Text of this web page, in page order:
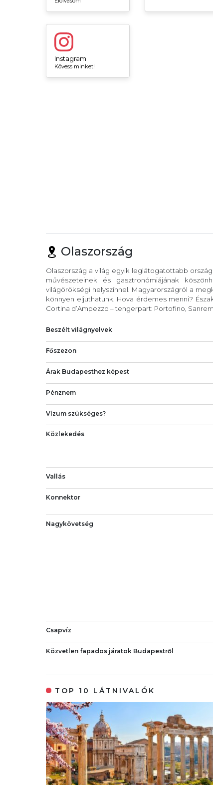
Instagram
Kövess minket!
Olaszország
Olaszország a világ egyik leglátogatottabb
művészeteinek és gasztronómiájának
világörökségi helyszínnel. Magyarországról a
könnyen eljuthatunk. Hova érdemes menni?
Cortina d’Ampezzo – tengerpart: Portofino,
Beszélt világnyelvek
Főszezon
Árak Budapesthez képest
Pénznem
Vízum szükséges?
Közlekedés
Vallás
Konnektor
Nagykövetség
Csapvíz
Közvetlen fapados járatok Budapestről
TOP 10 LÁTNIVALÓK